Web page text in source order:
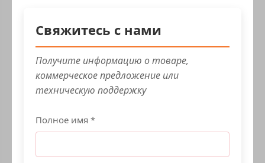
Свяжитесь с нами
Получите информацию о товаре,
коммерческое предложение или
техническую поддержку
Полное имя *